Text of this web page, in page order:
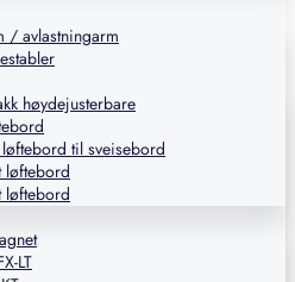
/ avlastningarm
høydejusterbare
til sveisebord
LT